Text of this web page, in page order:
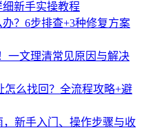
新手实操教程
？6步排查+3种修复方案
一文理清常见原因与解决
怎么找回？全流程攻略+避
新手入门、操作步骤与收